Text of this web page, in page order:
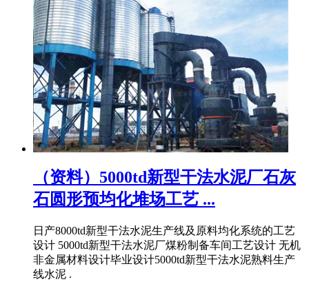
（资料）5000td新型干法水泥厂石灰
石圆形预均化堆场工艺 ...
日产8000td新型干法水泥生产线及原料均化系统的工艺
设计 5000td新型干法水泥厂煤粉制备车间工艺设计 无机
非金属材料设计毕业设计5000td新型干法水泥熟料生产
线水泥 .